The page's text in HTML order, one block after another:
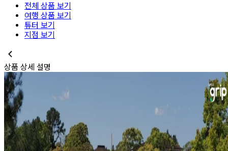
전체 상품 보기
여행 상품 보기
튜터 보기
지점 보기
상품 상세 설명